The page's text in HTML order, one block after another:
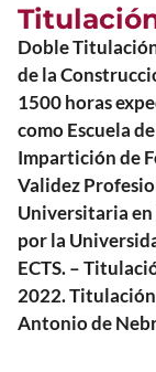
Doble
de la
1500 horas
como Escuela
Impartición de
Validez
Universitaria
por la
ECTS. –
2022.
Antonio de